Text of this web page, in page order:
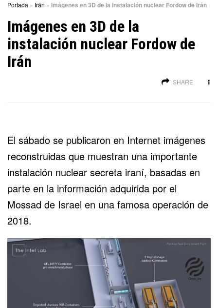
Portada » Irán » Imágenes en 3D de la instalación nuclear Fordow de Irán
Imágenes en 3D de la
instalación nuclear Fordow de
Irán
SHARE
El sábado se publicaron en Internet imágenes
reconstruidas que muestran una importante
instalación nuclear secreta iraní, basadas en
parte en la información adquirida por el
Mossad de Israel en una famosa operación de
2018.